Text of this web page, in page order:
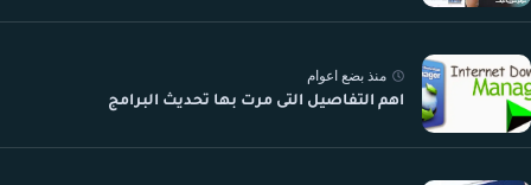
منذ بضع اعوام
اهم التفاصيل التى مرت بها تحديث البرامج